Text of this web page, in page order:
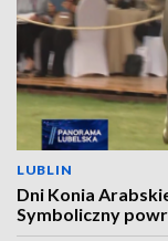
LUBLIN
Dni Konia
Symboliczny